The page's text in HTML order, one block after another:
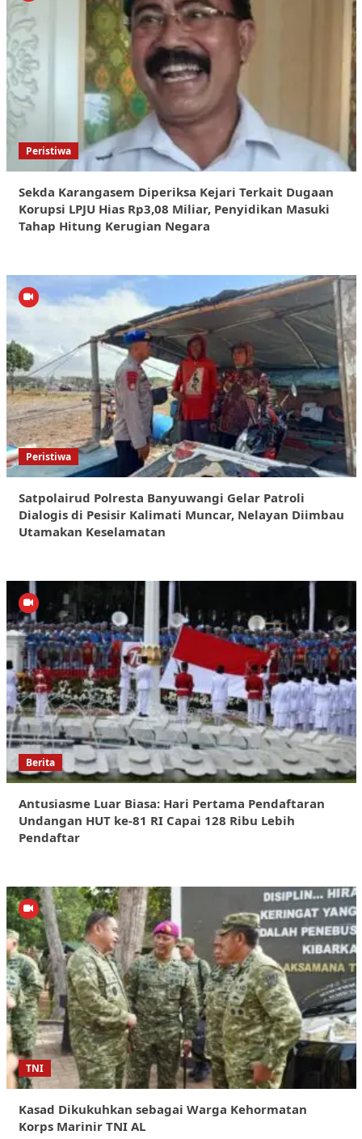
Peristiwa
Sekda Karangasem Diperiksa Kejari Terkait Dugaan
Korupsi LPJU Hias Rp3,08 Miliar, Penyidikan Masuki
Tahap Hitung Kerugian Negara
Peristiwa
Satpolairud Polresta Banyuwangi Gelar Patroli
Dialogis di Pesisir Kalimati Muncar, Nelayan Diimbau
Utamakan Keselamatan
Berita
Antusiasme Luar Biasa: Hari Pertama Pendaftaran
Undangan HUT ke-81 RI Capai 128 Ribu Lebih
Pendaftar
TNI
Kasad Dikukuhkan sebagai Warga Kehormatan
Korps Marinir TNI AL